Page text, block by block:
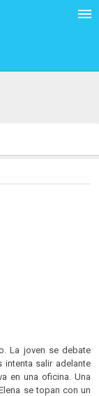
La joven se debate
intenta salir adelante
en una oficina. Una
se topan con un